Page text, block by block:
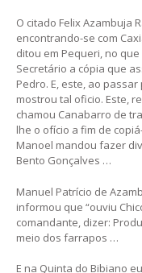
O citado Felix Azambuja
encontrando-se com
ditou em Pequeri, no
Secretário a cópia que
Pedro. E, este, ao
mostrou tal oficio. Este,
chamou Canabarro de
lhe o ofício a fim de
Manoel mandou fazer
Bento Gonçalves …
Manuel Patrício de
informou que “ouviu
comandante, dizer:
meio dos farrapos …
E na Quinta do Bibiano